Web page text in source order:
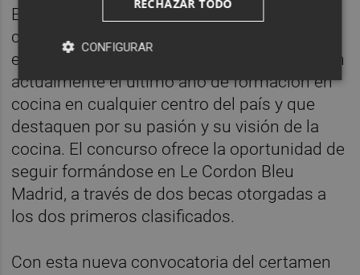
El Premio Promesas de la alta cocina es un
certamen de ámbito nacional dirigido a
estudiantes menores de 25 años que cursen
actualmente el último año de formación en
cocina en cualquier centro del país y que
destaquen por su pasión y su visión de la
cocina. El concurso ofrece la oportunidad de
seguir formándose en Le Cordon Bleu
Madrid, a través de dos becas otorgadas a
los dos primeros clasificados.
Con esta nueva convocatoria del certamen
RECHAZAR TODO
CONFIGURAR